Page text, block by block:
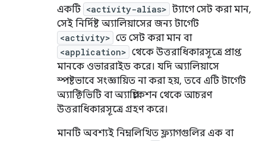
একটি <activity-alias> ট্যাগে সেট করা মান,
সেই নির্দিষ্ট অ্যালিয়াসের জন্য টার্গেট
<activity> তে সেট করা মান বা
<application> থেকে উত্তরাধিকারসূত্রে প্রাপ্ত
মানকে ওভাররাইড করে। যদি অ্যালিয়াসে
স্পষ্টভাবে সংজ্ঞায়িত না করা হয়, তবে এটি টার্গেট
অ্যাক্টিভিটি বা অ্যাপ্লিকেশন থেকে আচরণ
উত্তরাধিকারসূত্রে গ্রহণ করে।
মানটি অবশ্যই নিম্নলিখিত ফ্ল্যাগগুলির এক বা